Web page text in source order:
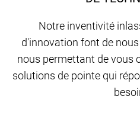
Notre inventivité
d'innovation font de
nous permettant de vous
solutions de pointe qui